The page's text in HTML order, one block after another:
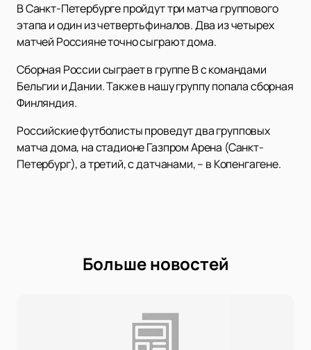
В Санкт-Петербурге пройдут три матча группового
этапа и один из четвертьфиналов. Два из четырех
матчей Россияне точно сыграют дома.
Сборная России сыграет в группе B с командами
Бельгии и Дании. Также в нашу группу попала сборная
Финляндия.
Российские футболисты проведут два групповых
матча дома, на стадионе Газпром Арена (Санкт-
Петербург), а третий, с датчанами, – в Копенгагене.
Больше новостей